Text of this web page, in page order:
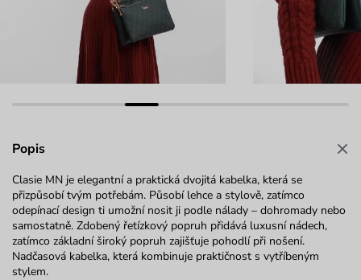
Popis
Clasie MN je elegantní a praktická dvojitá kabelka, která se
přizpůsobí tvým potřebám. Působí lehce a stylově, zatímco
odepínací design ti umožní nosit ji podle nálady – dohromady nebo
samostatně. Zdobený řetízkový popruh přidává luxusní nádech,
zatímco základní široký popruh zajišťuje pohodlí při nošení.
Nadčasová kabelka, která kombinuje praktičnost s vytříbeným
stylem.